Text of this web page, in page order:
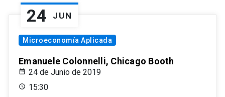
24 JUN
Microeconomía Aplicada
Emanuele Colonnelli, Chicago Booth
24 de Junio de 2019
15:30